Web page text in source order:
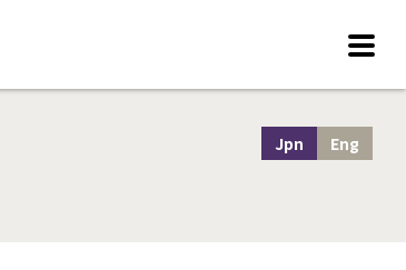
Jpn Eng